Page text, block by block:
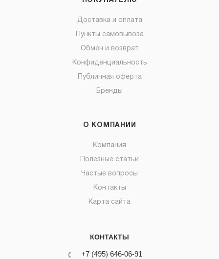
Доставка и оплата
Пункты самовывоза
Обмен и возврат
Конфиденциальность
Публичная оферта
Бренды
О КОМПАНИИ
Компания
Полезные статьи
Частые вопросы
Контакты
Карта сайта
КОНТАКТЫ
+7 (495) 646-06-91